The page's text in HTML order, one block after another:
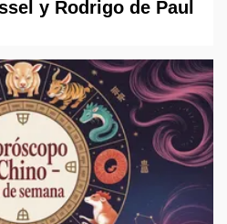
y Rodrigo de Paul